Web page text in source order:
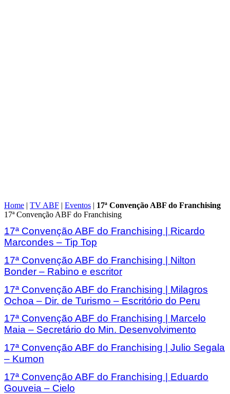
Home | TV ABF | Eventos | 17ª Convenção ABF do Franchising
17ª Convenção ABF do Franchising
17ª Convenção ABF do Franchising | Ricardo
Marcondes – Tip Top
17ª Convenção ABF do Franchising | Nilton
Bonder – Rabino e escritor
17ª Convenção ABF do Franchising | Milagros
Ochoa – Dir. de Turismo – Escritório do Peru
17ª Convenção ABF do Franchising | Marcelo
Maia – Secretário do Min. Desenvolvimento
17ª Convenção ABF do Franchising | Julio Segala
– Kumon
17ª Convenção ABF do Franchising | Eduardo
Gouveia – Cielo